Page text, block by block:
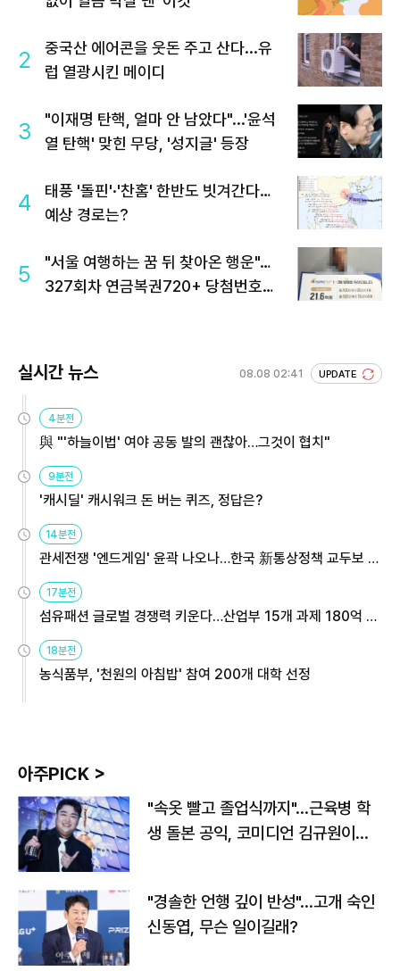
2
중국산 에어콘을 웃돈 주고 산다...유
럽 열광시킨 메이디
3
"이재명 탄핵, 얼마 안 남았다"...'윤석
열 탄핵' 맞힌 무당, '성지글' 등장
4
태풍 '돌핀'·'찬홈' 한반도 빗겨간다…
예상 경로는?
5
"서울 여행하는 꿈 뒤 찾아온 행운"…
327회차 연금복권720+ 당첨번호조
실시간 뉴스 08.08 02:41 UPDATE
4분전
與 "'하늘이법' 여야 공동 발의 괜찮아…그것이 협치"
9분전
'캐시딜' 캐시워크 돈 버는 퀴즈, 정답은?
14분전
관세전쟁 '엔드게임' 윤곽 나오나…한국 新통상정책 교두보 활
용해야
17분전
섬유패션 글로벌 경쟁력 키운다…산업부 15개 과제 180억 지
원
18분전
농식품부, '천원의 아침밥' 참여 200개 대학 선정
아주PICK >
"속옷 빨고 졸업식까지"…근육병 학
생 돌본 공익, 코미디언 김규원이었
"경솔한 언행 깊이 반성"…고개 숙인
신동엽, 무슨 일이길래?